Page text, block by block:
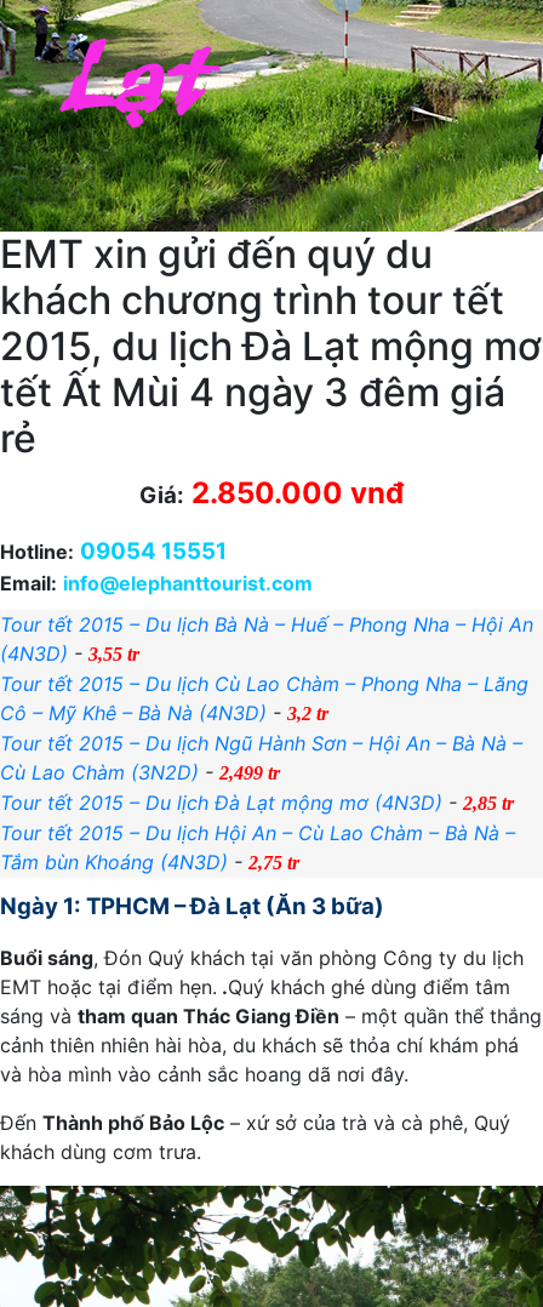
EMT xin gửi đến quý du
khách chương trình tour tết
2015, du lịch Đà Lạt mộng mơ
tết Ất Mùi 4 ngày 3 đêm giá
rẻ
Giá: 2.850.000 vnđ
Hotline: 09054 15551
Email: info@elephanttourist.com
Tour tết 2015 – Du lịch Bà Nà – Huế – Phong Nha – Hội An
(4N3D) - 3,55 tr
Tour tết 2015 – Du lịch Cù Lao Chàm – Phong Nha – Lăng
Cô – Mỹ Khê – Bà Nà (4N3D) - 3,2 tr
Tour tết 2015 – Du lịch Ngũ Hành Sơn – Hội An – Bà Nà –
Cù Lao Chàm (3N2D) -2,499 tr
Tour tết 2015 – Du lịch Đà Lạt mộng mơ (4N3D) -2,85 tr
Tour tết 2015 – Du lịch Hội An – Cù Lao Chàm – Bà Nà –
Tắm bùn Khoáng (4N3D) -2,75 tr
Ngày 1: TPHCM – Đà Lạt (Ăn 3 bữa)
Buổi sáng, Đón Quý khách tại văn phòng Công ty du lịch
EMT hoặc tại điểm hẹn. .Quý khách ghé dùng điểm tâm
sáng và tham quan Thác Giang Điền – một quần thể thắng
cảnh thiên nhiên hài hòa, du khách sẽ thỏa chí khám phá
và hòa mình vào cảnh sắc hoang dã nơi đây.
Đến Thành phố Bảo Lộc – xứ sở của trà và cà phê, Quý
khách dùng cơm trưa.